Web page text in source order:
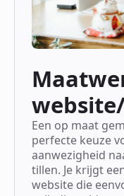
Een op maat
perfecte keuze
aanwezigheid
tillen. Je krijgt
website die